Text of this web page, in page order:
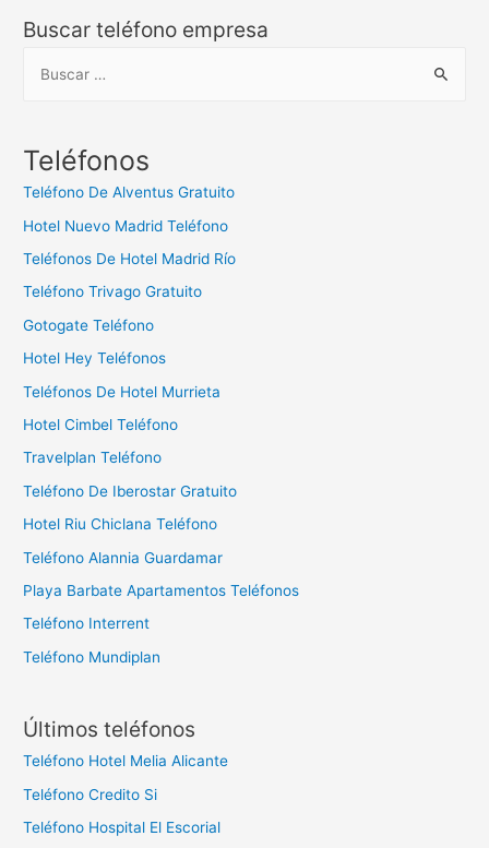
Buscar teléfono empresa
c
:
Teléfonos
Teléfono De Alventus Gratuito
Hotel Nuevo Madrid Teléfono
Teléfonos De Hotel Madrid Río
Teléfono Trivago Gratuito
Gotogate Teléfono
Hotel Hey Teléfonos
Teléfonos De Hotel Murrieta
Hotel Cimbel Teléfono
Travelplan Teléfono
Teléfono De Iberostar Gratuito
Hotel Riu Chiclana Teléfono
Teléfono Alannia Guardamar
Playa Barbate Apartamentos Teléfonos
Teléfono Interrent
Teléfono Mundiplan
Últimos teléfonos
Teléfono Hotel Melia Alicante
Teléfono Credito Si
Teléfono Hospital El Escorial